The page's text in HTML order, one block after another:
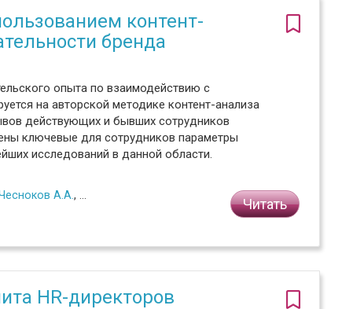
контент-
бренда
опыта по взаимодействию с
на авторской методике контент-анализа
действующих и бывших сотрудников
ключевые для сотрудников параметры
исследований в данной области.
А.А. ,
Читать
HR-директоров